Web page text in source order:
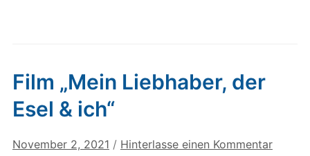
Film „Mein Liebhaber, der
Esel & ich“
November 2, 2021 / Hinterlasse einen Kommentar